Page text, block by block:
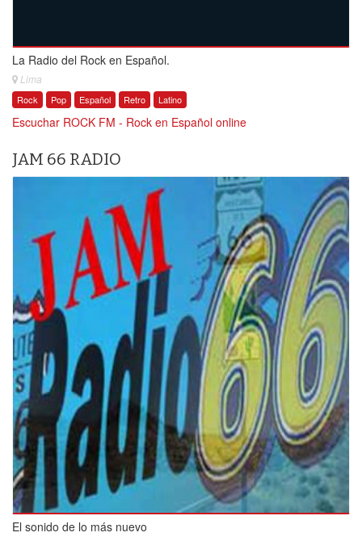
La Radio del Rock en Español.
Lima
Rock Pop Español Retro Latino
Escuchar ROCK FM - Rock en Español online
JAM 66 RADIO
El sonido de lo más nuevo